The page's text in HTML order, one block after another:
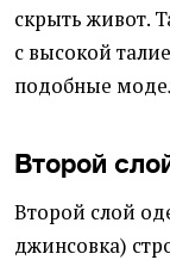
скрыть живот.
с высокой
подобные
Второй
Второй слой
джинсовка)